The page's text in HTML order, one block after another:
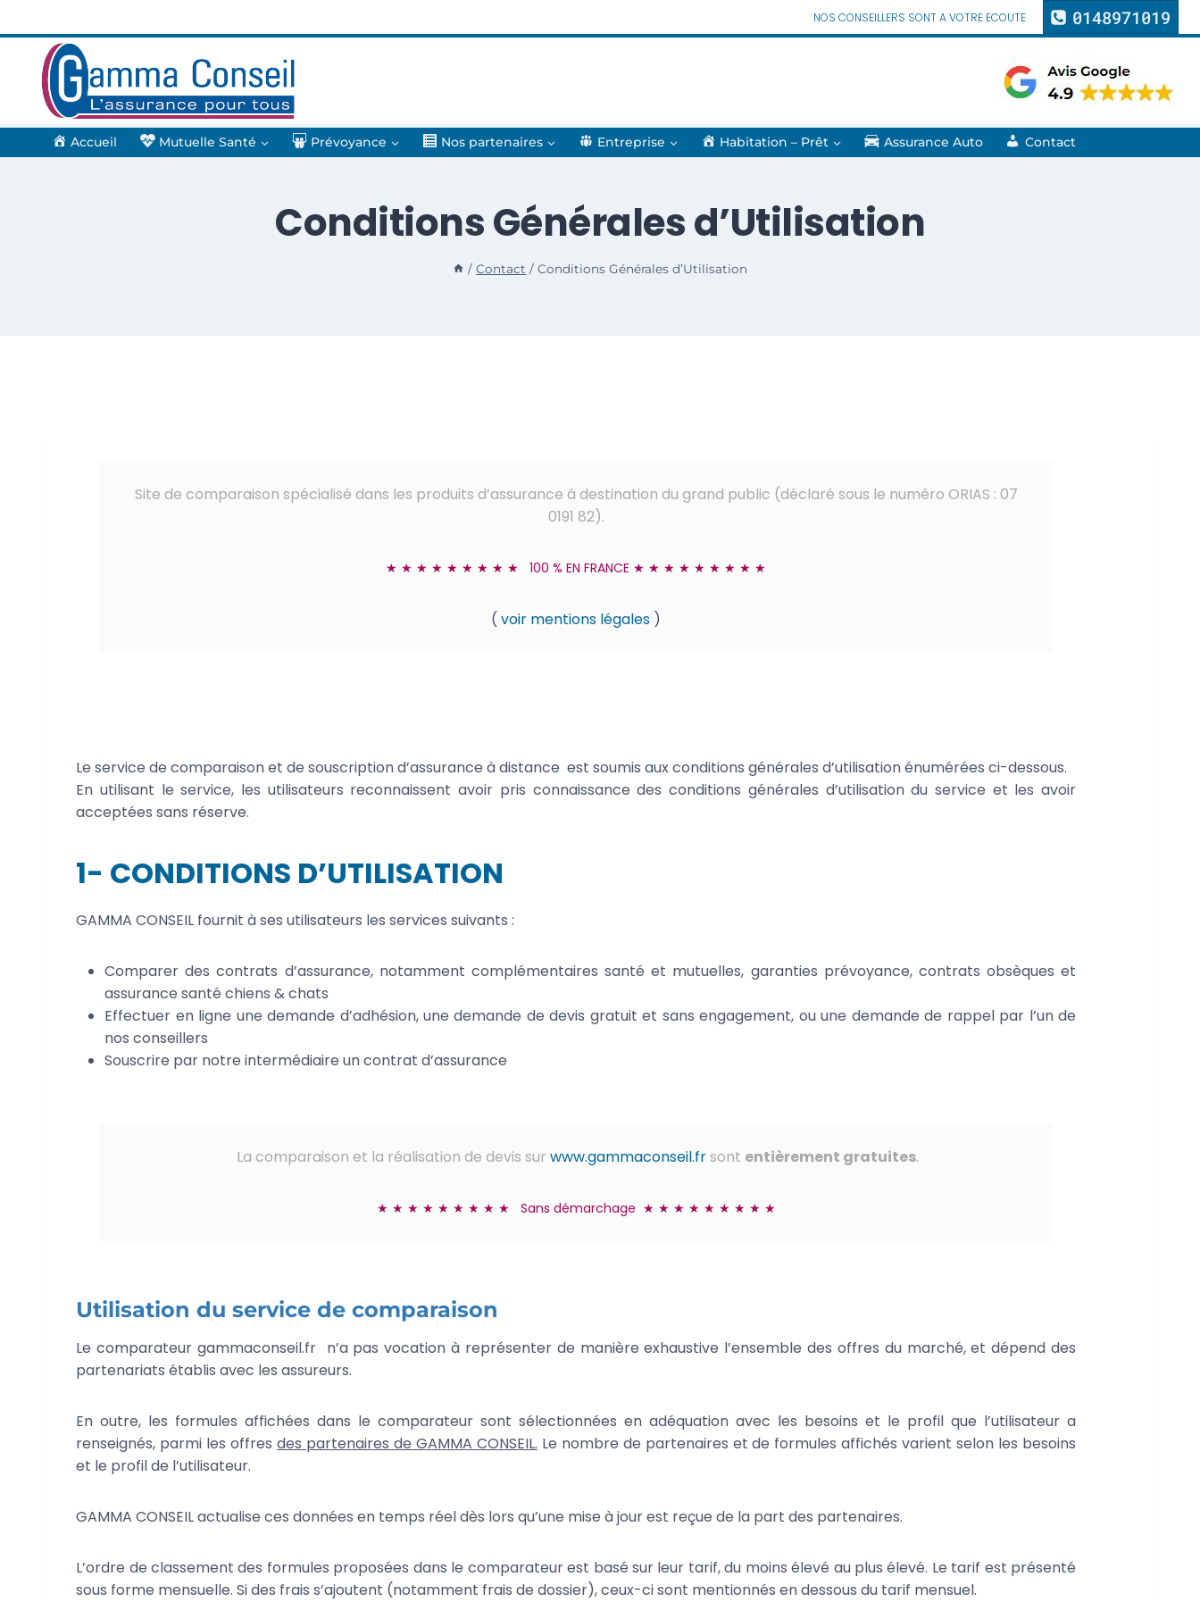
NOS CONSEILLERS SONT A VOTRE ECOUTE 0148971019
Accueil Mutuelle Santé Prévoyance Nos partenaires Entreprise Habitation – Prêt Assurance Auto Contact
Conditions Générales d’Utilisation
/ Contact / Conditions Générales d’Utilisation
Site de comparaison spécialisé dans les produits d’assurance à destination du grand public (déclaré sous le numéro ORIAS : 07
0191 82).
★ ★ ★ ★ ★ ★ ★ ★ ★ 100 % EN FRANCE ★ ★ ★ ★ ★ ★ ★ ★ ★
(voir mentions légales )
Le service de comparaison et de souscription d’assurance à distance est soumis aux conditions générales d’utilisation énumérées ci-dessous.
En utilisant le service, les utilisateurs reconnaissent avoir pris connaissance des conditions générales d’utilisation du service et les avoir
acceptées sans réserve.
1- CONDITIONS D’UTILISATION
GAMMA CONSEIL fournit à ses utilisateurs les services suivants :
Comparer des contrats d’assurance, notamment complémentaires santé et mutuelles, garanties prévoyance, contrats obsèques et
assurance santé chiens & chats
Effectuer en ligne une demande d’adhésion, une demande de devis gratuit et sans engagement, ou une demande de rappel par l’un de
nos conseillers
Souscrire par notre intermédiaire un contrat d’assurance
La comparaison et la réalisation de devis sur www.gammaconseil.frsont entièrement gratuites.
★ ★ ★ ★ ★ ★ ★ ★ ★ Sans démarchage ★ ★ ★ ★ ★ ★ ★ ★ ★
Utilisation du service de comparaison
Le comparateur gammaconseil.frn’a pas vocation à représenter de manière exhaustive l’ensemble des offres du marché, et dépend des
partenariats établis avec les assureurs.
En outre, les formules affichées dans le comparateur sont sélectionnées en adéquation avec les besoins et le profil que l’utilisateur a
renseignés, parmi les offres des partenaires de GAMMA CONSEIL. Le nombre de partenaires et de formules affichés varient selon les besoins
et le profil de l’utilisateur.
GAMMA CONSEIL actualise ces données en temps réel dès lors qu’une mise à jour est reçue de la part des partenaires.
L’ordre de classement des formules proposées dans le comparateur est basé sur leur tarif, du moins élevé au plus élevé. Le tarif est présenté
sous forme mensuelle. Si des frais s’ajoutent (notamment frais de dossier), ceux-ci sont mentionnés en dessous du tarif mensuel.